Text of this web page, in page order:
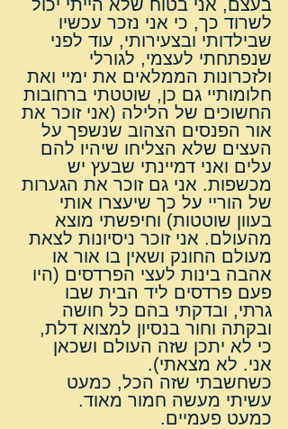
בעצם, אני בטוח שלא הייתי יכול
לשרוד כך, כי אני נזכר עכשיו
שבילדותי ובצעירותי, עוד לפני
שנפתחתי לעצמי, לגורלי
ולזכרונות הממלאים את ימיי ואת
חלומותיי גם כן, שוטטתי ברחובות
החשוכים של הלילה (אני זוכר את
אור הפנסים הצהוב שנשפך על
העצים שלא הצליחו שיהיו להם
עלים ואני דמיינתי שבעץ יש
מכשפות. אני גם זוכר את הגערות
של הוריי על כך שיעצרו אותי
בעוון שוטטות) וחיפשתי מוצא
מהעולם. אני זוכר ניסיונות לצאת
מעולם החונק ושאין בו אור או
אהבה בינות לעצי הפרדסים (היו
פעם פרדסים ליד הבית שבו
גרתי, ובדקתי בהם כל חושה
ובקתה וחור בנסיון למצוא דלת,
כי לא יתכן שזה העולם ושכאן
אני. לא מצאתי).
כשחשבתי שזה הכל, כמעט
עשיתי מעשה חמור מאוד.
כמעט פעמיים.